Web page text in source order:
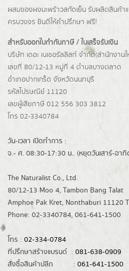
ผสมของผงมะพร้าวสกัดเย็น รับผลิตสินค้า
ครบวงจร ยินดีให้คำปรึกษา ฟรี!
สำหรับออกใบกำกับภาษี / ใบเสร็จรับเงิน
บริษัท เดอะ เนเชอรัลลิสท์ จำกัด(ส่านักงาน
เลขที่ 80/12-13 หมู่ที่ 4 ตำบลบางตลาด
อำเภอปากเกร็ด จังหวัดนนทบุรี
รหัสไปรษณีย์ 11120
เลขผู้เสียภาษี 012 556 303 3812
โทร 02-3340784
วัน-เวลา เปิดทำการ :
จ.- ศ. 08:30-17:30 น.. (หยุดวันเสาร์-อา
The Naturalist Co., Ltd.
80/12-13 Moo 4, Tambon Bang Talat
Amphoe Pak Kret, Nonthaburi 11120
Phone: 02-3340784, 061-641-1500
โทร : 02-334-0784
ที่ปรึกษาสร้างแบรนด์ : 081-638-0909
สั่งซื้อสินค้าปลีก : 061-641-1500